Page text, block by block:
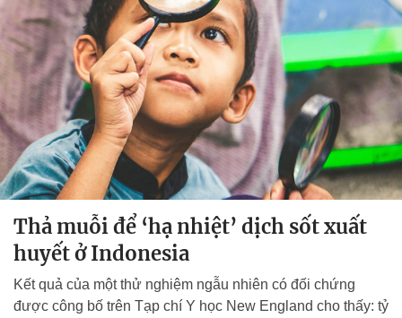
Thả muỗi để ‘hạ nhiệt’ dịch sốt xuất
huyết ở Indonesia
Kết quả của một thử nghiệm ngẫu nhiên có đối chứng
được công bố trên Tạp chí Y học New England cho thấy: tỷ